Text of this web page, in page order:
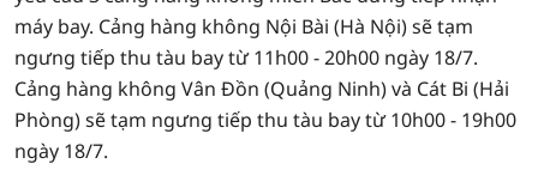
máy bay. Cảng hàng không Nội Bài (Hà Nội) sẽ tạm
ngưng tiếp thu tàu bay từ 11h00 - 20h00 ngày 18/7.
Cảng hàng không Vân Đồn (Quảng Ninh) và Cát Bi (Hải
Phòng) sẽ tạm ngưng tiếp thu tàu bay từ 10h00 - 19h00
ngày 18/7.